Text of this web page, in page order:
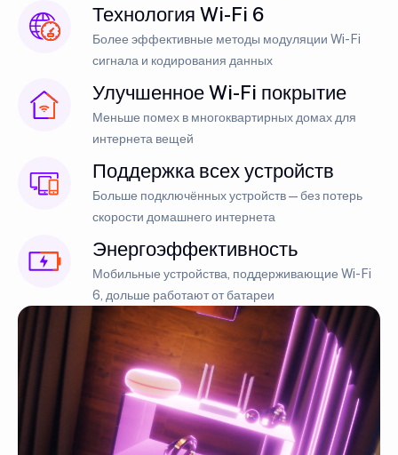
Технология Wi-Fi 6
Более эффективные методы модуляции Wi-Fi
сигнала и кодирования данных
Улучшенное Wi-Fi покрытие
Меньше помех в многоквартирных домах для
интернета вещей
Поддержка всех устройств
Больше подключённых устройств — без потерь
скорости домашнего интернета
Энергоэффективность
Мобильные устройства, поддерживающие Wi-Fi
6, дольше работают от батареи